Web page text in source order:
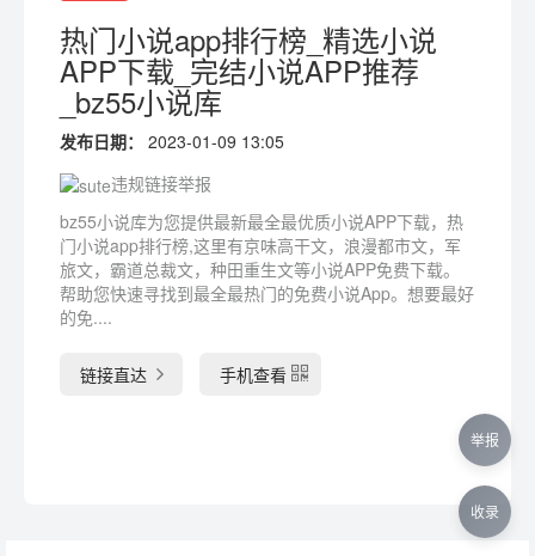
热门小说app排行榜_精选小说
APP下载_完结小说APP推荐
_bz55小说库
发布日期：
2023-01-09 13:05
违规链接举报
bz55小说库为您提供最新最全最优质小说APP下载，热
门小说app排行榜,这里有京味高干文，浪漫都市文，军
旅文，霸道总裁文，种田重生文等小说APP免费下载。
帮助您快速寻找到最全最热门的免费小说App。想要最好
的免....
链接直达 手机查看
举报
收录